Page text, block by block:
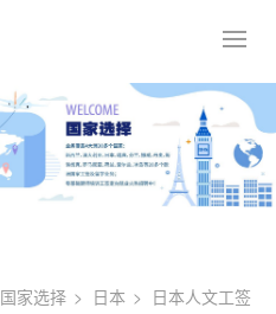
国家选择 日本 日本人文工签